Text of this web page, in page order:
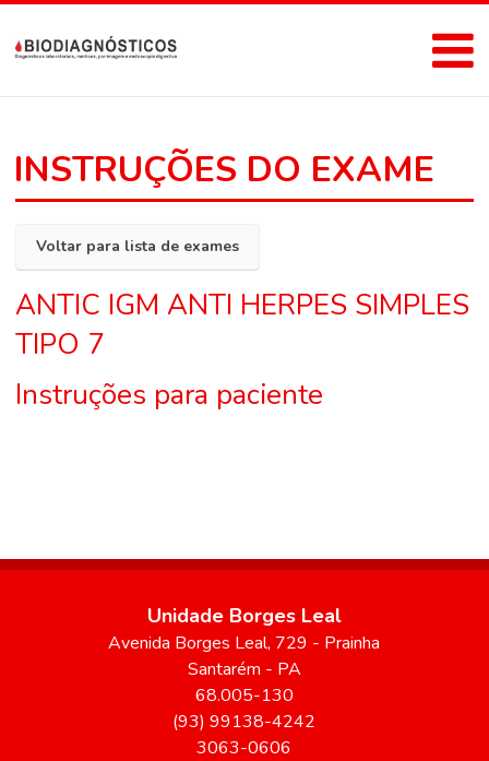
INSTRUÇÕES DO EXAME
Voltar para lista de exames
ANTIC IGM ANTI HERPES SIMPLES
TIPO 7
Instruções para paciente
Unidade Borges Leal
Avenida Borges Leal, 729 - Prainha
Santarém - PA
68.005-130
(93) 99138-4242
3063-0606